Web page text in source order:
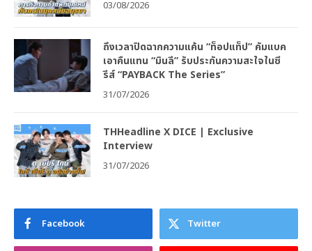
03/08/2026
ถึงเวลาปิดฉากความแค้น “ท็อปแท็ป” คัมแบค
เอาคืนแทน “มินลี” รับประกันความสะใจในซี
รีส์ “PAYBACK The Series”
31/07/2026
THHeadline X DICE | Exclusive
Interview
31/07/2026
Facebook Twitter